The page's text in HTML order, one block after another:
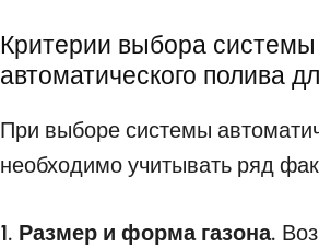
Критерии выбора системы
автоматического полива
При выборе системы
необходимо учитывать ряд
1. Размер и форма газона.